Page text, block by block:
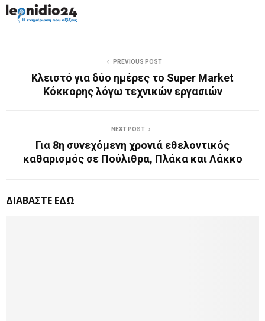
PREVIOUS POST
Κλειστό για δύο ημέρες το Super Market
Κόκκορης λόγω τεχνικών εργασιών
NEXT POST
Για 8η συνεχόμενη χρονιά εθελοντικός
καθαρισμός σε Πούλιθρα, Πλάκα και Λάκκο
ΔΙΑΒΑΣΤΕ ΕΔΩ